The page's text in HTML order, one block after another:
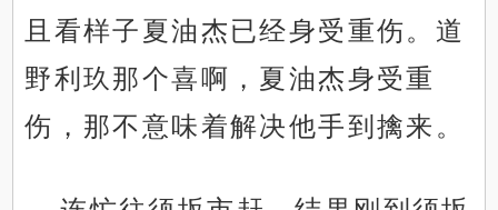
且看样子夏油杰已经身受重伤。道
野利玖那个喜啊，夏油杰身受重
伤，那不意味着解决他手到擒来。